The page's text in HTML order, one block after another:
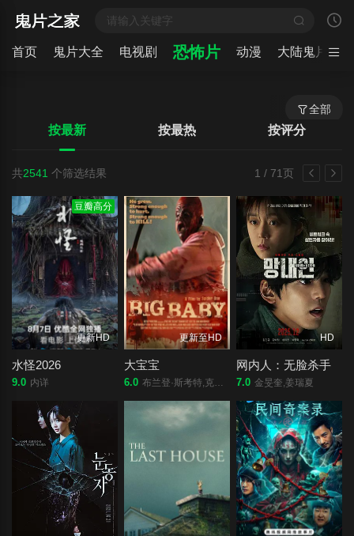
首页 鬼片大全 电视剧 恐怖片 动漫 大陆鬼片
全部
按最新 按最热 按评分
1 / 71页
共2541 个筛选结果
豆瓣高分
更新HD
水怪2026
9.0 内详
更新至HD
大宝宝
6.0 布兰登·斯考特,克里斯·福克斯,Adam Marcinowski,乔丹·阿尔萨斯,拉狄克·洛德,Torio Van Grol,凯瑟琳·科科兰,Kate Freund,卡梅伦·考普斯威特,可比·毕丝·布兰顿,尼尔森·雷斯,查兹·波诺
HD
网内人：无脸杀手
7.0 金旻奎,姜瑞夏